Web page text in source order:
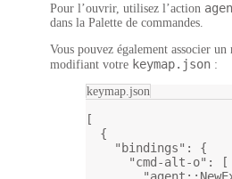
Pour l’ouvrir, utilisez l’action
dans la Palette de commandes.
Vous pouvez également associer
modifiant votre keymap.json :
keymap.json
[
{
"bindings" : {
"cmd-alt-o" : [